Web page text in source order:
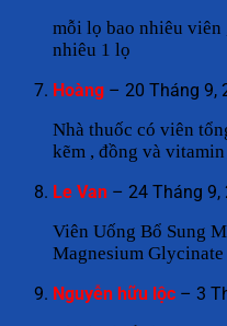
mỗi lọ bao nhiêu viên
nhiêu 1 lọ
Hoàng – 20 Tháng 9,
Nhà thuốc có viên
kẽm , đồng và
Le Van – 24 Tháng 9,
Viên Uống Bổ Sung
Magnesium
Nguyễn hữu lộc – 3